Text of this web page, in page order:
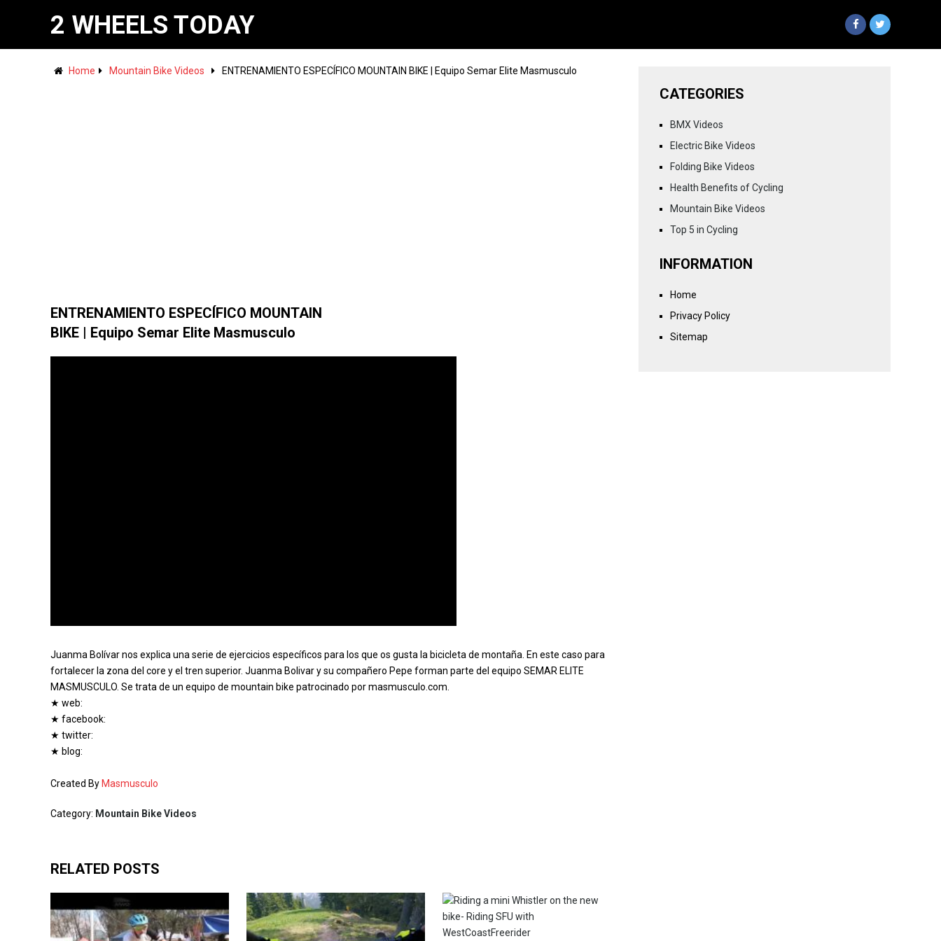
2 WHEELS TODAY
Home Mountain Bike Videos ENTRENAMIENTO ESPECÍFICO MOUNTAIN BIKE | Equipo Semar Elite Masmusculo
ENTRENAMIENTO ESPECÍFICO MOUNTAIN
BIKE | Equipo Semar Elite Masmusculo
Juanma Bolívar nos explica una serie de ejercicios específicos para los que os gusta la bicicleta de montaña. En este caso para
fortalecer la zona del core y el tren superior. Juanma Bolivar y su compañero Pepe forman parte del equipo SEMAR ELITE
MASMUSCULO. Se trata de un equipo de mountain bike patrocinado por masmusculo.com.
★ web:
★ facebook:
★ twitter:
★ blog:
Created By Masmusculo
Category: Mountain Bike Videos
RELATED POSTS
CATEGORIES
BMX Videos
Electric Bike Videos
Folding Bike Videos
Health Benefits of Cycling
Mountain Bike Videos
Top 5 in Cycling
INFORMATION
Home
Privacy Policy
Sitemap